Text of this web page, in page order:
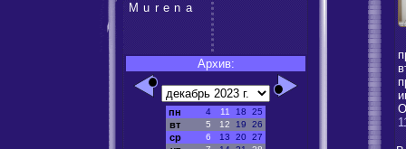
Murena
Архив:
пн 4 11 18 25
вт 5 12 19 26
ср 6 13 20 27